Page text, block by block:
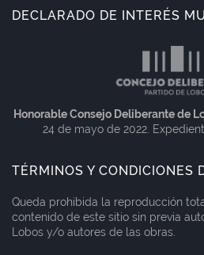
DECLARADO DE INTERÉS
Honorable Consejo Deliberante de
24 de mayo de 2022.
TÉRMINOS Y CONDICIONES
Queda prohibida la reproducción
contenido de este sitio sin previa
Lobos y/o autores de las obras.